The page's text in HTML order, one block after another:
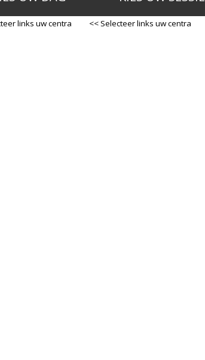
links uw centra << Selecteer links uw centra